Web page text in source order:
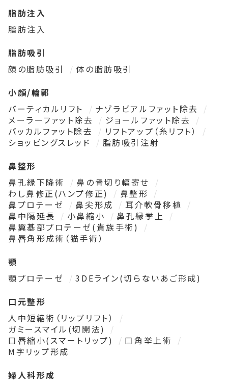
脂肪注入
脂肪注入
脂肪吸引
顔の脂肪吸引
体の脂肪吸引
小顔/輪郭
バーティカルリフト
ナゾラビアルファット除去
メーラーファット除去
ジョールファット除去
バッカルファット除去
リフトアップ（糸リフト）
ショッピングスレッド
脂肪吸引注射
鼻整形
鼻孔縁下降術
鼻の骨切り幅寄せ
わし鼻修正(ハンプ修正)
鼻整形
鼻プロテーゼ
鼻尖形成
耳介軟骨移植
鼻中隔延長
小鼻縮小
鼻孔縁挙上
鼻翼基部プロテーゼ(貴族手術)
鼻唇角形成術（猫手術）
顎
顎プロテーゼ
3DEライン(切らないあご形成)
口元整形
人中短縮術（リップリフト）
ガミースマイル(切開法)
口唇縮小(スマートリップ)
口角挙上術
M字リップ形成
婦人科形成